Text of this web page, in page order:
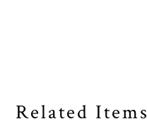
Related Items